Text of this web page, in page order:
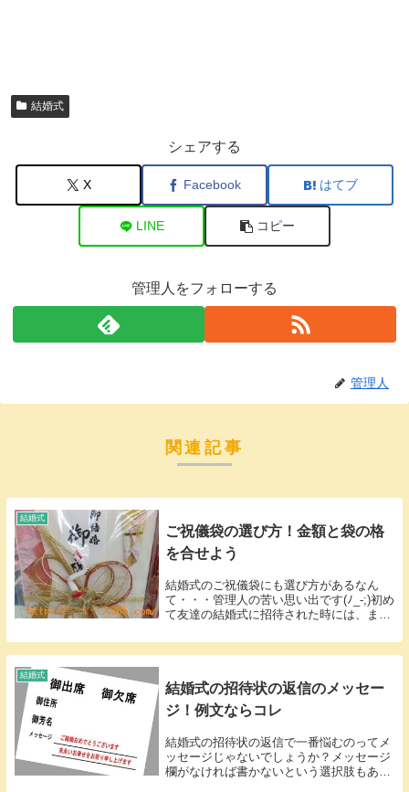
結婚式
シェアする
X Facebook はてブ
LINE コピー
管理人をフォローする
管理人
関連記事
結婚式
ご祝儀袋の選び方！金額と袋の格
を合せよう
結婚式のご祝儀袋にも選び方があるなん
て・・・管理人の苦い思い出です(ﾉ_-;)初め
て友達の結婚式に招待された時には、まさ
に、一番豪華そうなご祝儀袋を選んで買っ
てきたことがありました。確か鶴が造形さ
結婚式
結婚式の招待状の返信のメッセー
ジ！例文ならコレ
結婚式の招待状の返信で一番悩むのってメ
ッセージじゃないでしょうか？メッセージ
欄がなければ書かないという選択肢もあり